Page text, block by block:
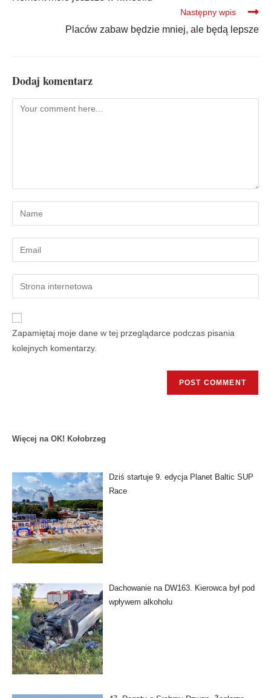
Następny wpis
Placów zabaw będzie mniej, ale będą lepsze
Dodaj komentarz
Zapamiętaj moje dane w tej przeglądarce podczas pisania
kolejnych komentarzy.
Więcej na OK! Kołobrzeg
Dziś startuje 9. edycja Planet Baltic SUP
Race
Dachowanie na DW163. Kierowca był pod
wpływem alkoholu